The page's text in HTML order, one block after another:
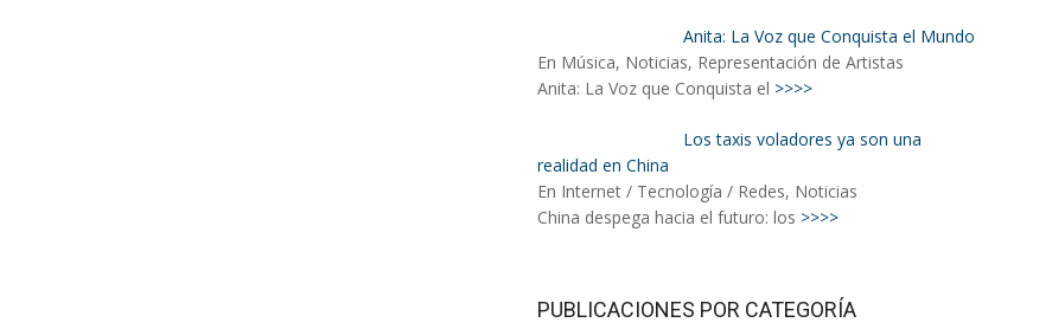
Anita: La Voz que Conquista el Mundo
En Música, Noticias, Representación de Artistas
Anita: La Voz que Conquista el >>>>
Los taxis voladores ya son una
realidad en China
En Internet / Tecnología / Redes, Noticias
China despega hacia el futuro: los >>>>
PUBLICACIONES POR CATEGORÍA